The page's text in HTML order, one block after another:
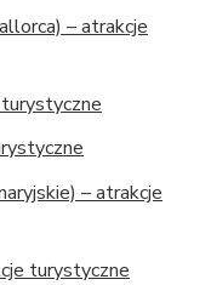
– atrakcje
– atrakcje
turystyczne